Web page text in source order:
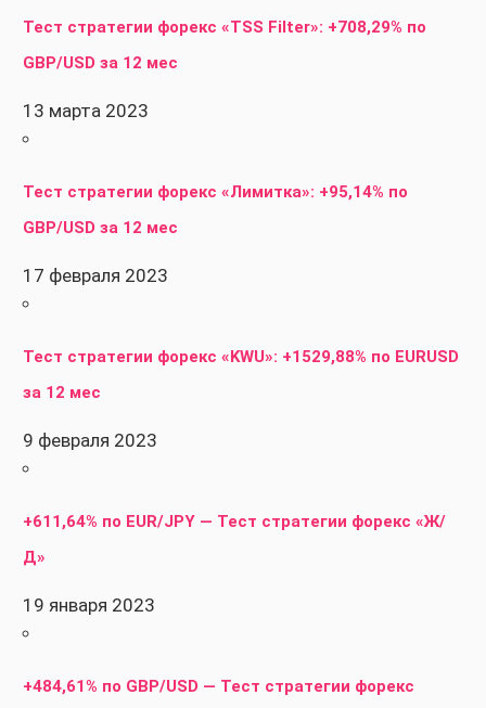
Тест стратегии форекс «TSS Filter»: +708,29% по
GBP/USD за 12 мес
13 марта 2023
Тест стратегии форекс «Лимитка»: +95,14% по
GBP/USD за 12 мес
17 февраля 2023
Тест стратегии форекс «KWU»: +1529,88% по EURUSD
за 12 мес
9 февраля 2023
+611,64% по EUR/JPY — Тест стратегии форекс «Ж/
Д»
19 января 2023
+484,61% по GBP/USD — Тест стратегии форекс